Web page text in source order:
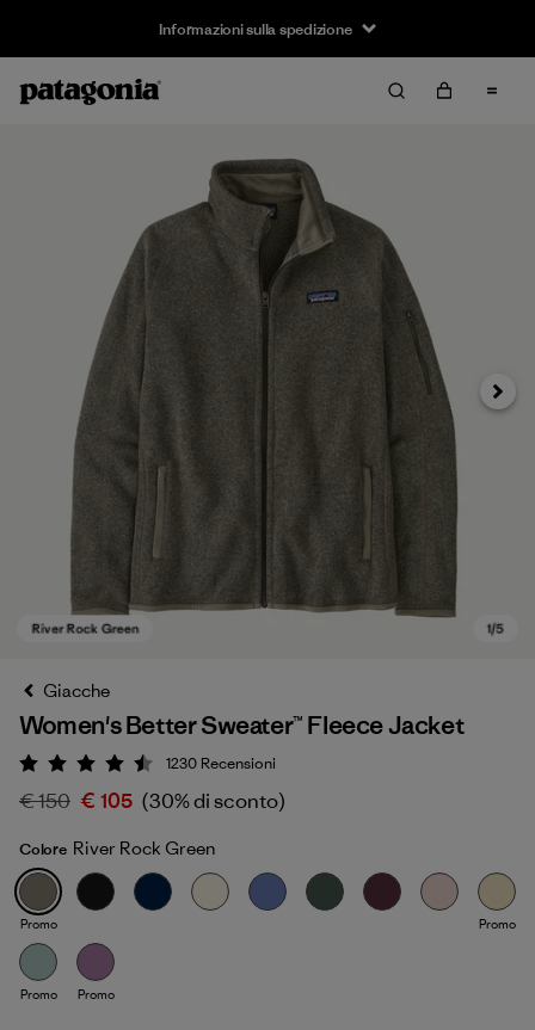
Informazioni sulla spedizione
River Rock Green
Avanti
Giacche
Women's Better Sweater™ Fleece Jacket
Valutazione: 4.5 / 5
1230 Recensioni
€ 150 € 105 (30% di sconto)
Colore River Rock Green
Promo Promo
Promo Promo